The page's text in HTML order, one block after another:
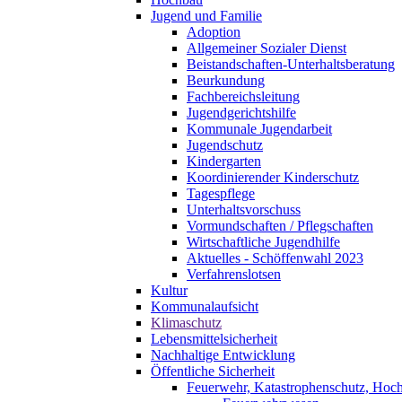
Jugend und Familie
Adoption
Allgemeiner Sozialer Dienst
Beistandschaften-Unterhaltsberatung
Beurkundung
Fachbereichsleitung
Jugendgerichtshilfe
Kommunale Jugendarbeit
Jugendschutz
Kindergarten
Koordinierender Kinderschutz
Tagespflege
Unterhaltsvorschuss
Vormundschaften / Pflegschaften
Wirtschaftliche Jugendhilfe
Aktuelles - Schöffenwahl 2023
Verfahrenslotsen
Kultur
Kommunalaufsicht
Klimaschutz
Lebensmittelsicherheit
Nachhaltige Entwicklung
Öffentliche Sicherheit
Feuerwehr, Katastrophenschutz,